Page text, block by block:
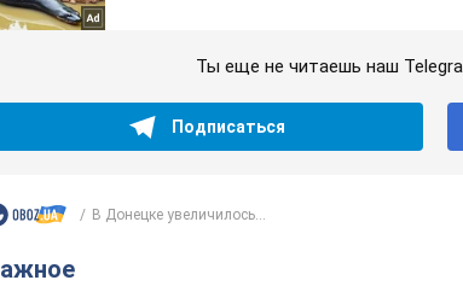
Ты еще не читаешь наш
Подписаться
В Донецке увеличилось...
Важное